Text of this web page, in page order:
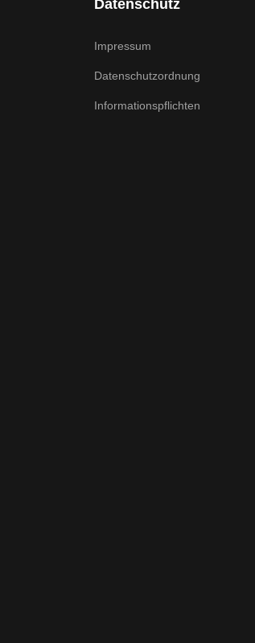
Datenschutz
Impressum
Datenschutzordnung
Informationspflichten